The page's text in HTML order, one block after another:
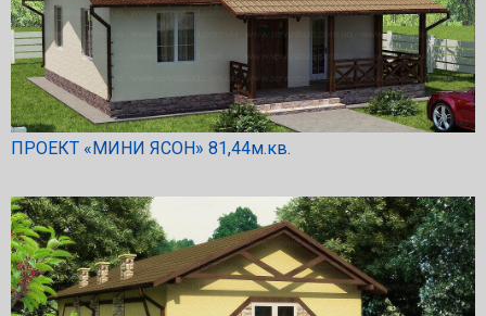
ПРОЕКТ «МИНИ ЯСОН» 81,44м.кв.